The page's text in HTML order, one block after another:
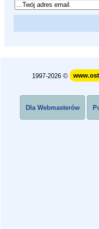
1997-2026 ©
Dla Webmasterów